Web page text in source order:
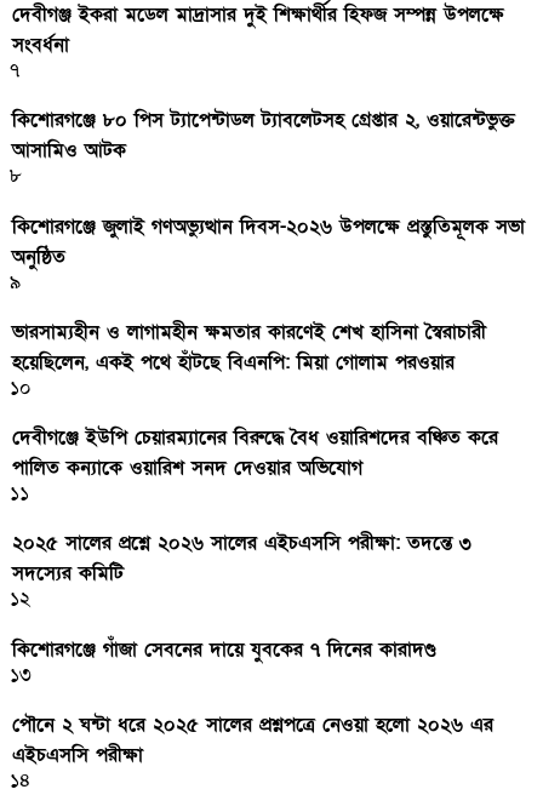
দেবীগঞ্জ ইকরা মডেল মাদ্রাসার দুই শিক্ষার্থীর হিফজ সম্পন্ন উপলক্ষে
সংবর্ধনা
৭
কিশোরগঞ্জে ৮০ পিস ট্যাপেন্টাডল ট্যাবলেটসহ গ্রেপ্তার ২, ওয়ারেন্টভুক্ত
আসামিও আটক
৮
কিশোরগঞ্জে জুলাই গণঅভ্যুত্থান দিবস-২০২৬ উপলক্ষে প্রস্তুতিমূলক সভা
অনুষ্ঠিত
৯
ভারসাম্যহীন ও লাগামহীন ক্ষমতার কারণেই শেখ হাসিনা স্বৈরাচারী
হয়েছিলেন, একই পথে হাঁটছে বিএনপি: মিয়া গোলাম পরওয়ার
১০
দেবীগঞ্জে ইউপি চেয়ারম্যানের বিরুদ্ধে বৈধ ওয়ারিশদের বঞ্চিত করে
পালিত কন্যাকে ওয়ারিশ সনদ দেওয়ার অভিযোগ
১১
২০২৫ সালের প্রশ্নে ২০২৬ সালের এইচএসসি পরীক্ষা: তদন্তে ৩
সদস্যের কমিটি
১২
কিশোরগঞ্জে গাঁজা সেবনের দায়ে যুবকের ৭ দিনের কারাদণ্ড
১৩
পৌনে ২ ঘন্টা ধরে ২০২৫ সালের প্রশ্নপত্রে নেওয়া হলো ২০২৬ এর
এইচএসসি পরীক্ষা
১৪